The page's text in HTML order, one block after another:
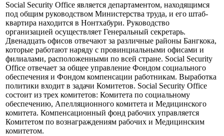
Social Security Office является департаментом, находящимся
под общим руководством Министерства труда, и его штаб-
квартира находится в Нонтхабури. Руководство
организацией осуществляет Генеральный секретарь.
Двенадцать офисов отвечают за различные районы Бангкока,
которые работают наряду с провинциальными офисами и
филиалами, расположенными по всей стране. Social Security
Office отвечает за общее управление Фондом социального
обеспечения и Фондом компенсации работникам. Выработка
политики входит в задачи Комитетов. Social Security Office
состоит из трех комитетов: Комитета по социальному
обеспечению, Апелляционного комитета и Медицинского
комитета. Компенсационный фонд рабочих управляется
Комитетом по вознаграждениям рабочих и Медицинским
комитетом.